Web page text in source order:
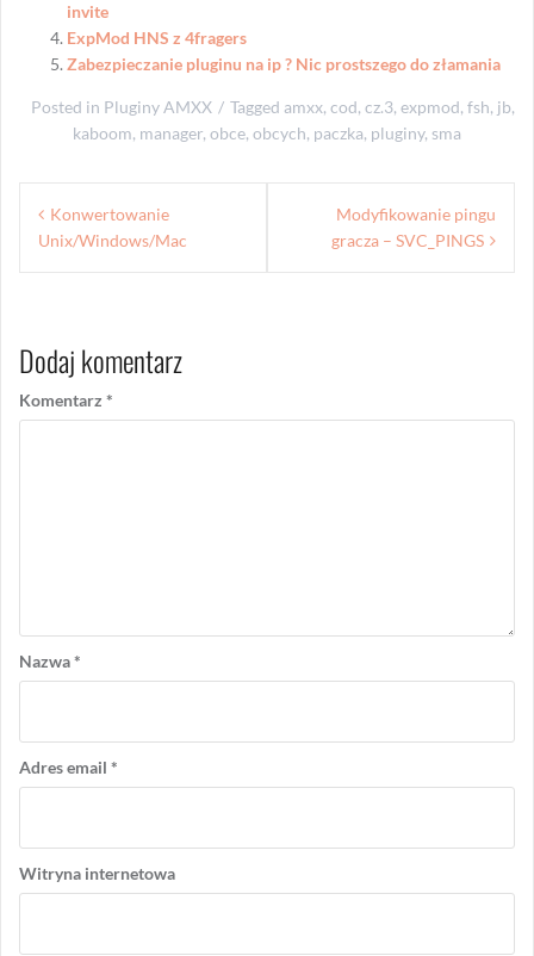
invite
ExpMod HNS z 4fragers
Zabezpieczanie pluginu na ip ? Nic prostszego do złamania
Posted in Pluginy AMXX Tagged amxx, cod, cz.3, expmod, fsh, jb,
kaboom, manager, obce, obcych, paczka, pluginy, sma
Nawigacja
wpisu
Konwertowanie
Unix/Windows/Mac
Modyfikowanie pingu
gracza – SVC_PINGS
Dodaj komentarz
Komentarz *
Nazwa*
Adres email *
Witryna internetowa